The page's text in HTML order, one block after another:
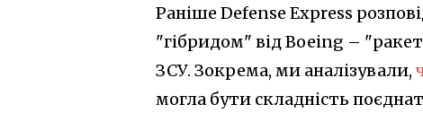
Раніше Defense Express
"гібридом" від Boeing –
ЗСУ. Зокрема, ми аналізували,
могла бути складність